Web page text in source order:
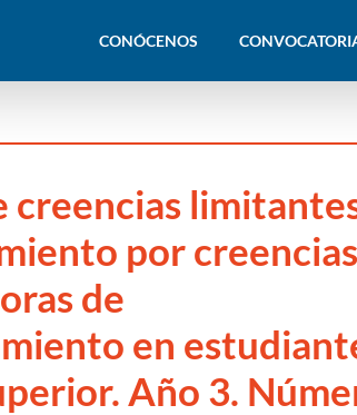
CONÓCENOS
creencias
por creencias
de
en
Año 3.